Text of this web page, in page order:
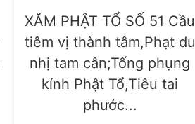
XĂM PHẬT TỔ SỐ 51 Cầu
tiêm vị thành tâm,Phạt du
nhị tam cân;Tống phụng
kính Phật Tổ,Tiêu tai
phước...